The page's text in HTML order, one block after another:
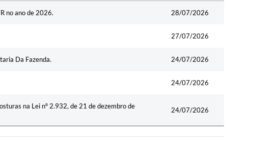
no ano de 2026. 28/07/2026
27/07/2026
Da Fazenda. 24/07/2026
24/07/2026
na Lei nº 2.932, de 21 de dezembro de
24/07/2026